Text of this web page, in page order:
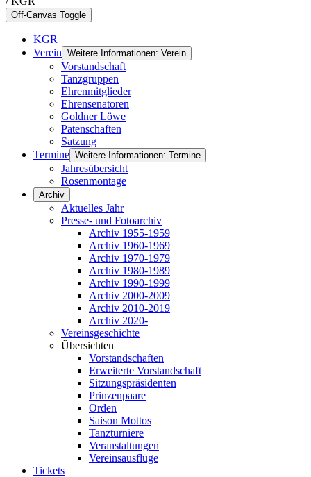
Off-Canvas Toggle
KGR
Verein Weitere Informationen: Verein
Vorstandschaft
Tanzgruppen
Ehrenmitglieder
Ehrensenatoren
Goldner Löwe
Patenschaften
Satzung
Termine Weitere Informationen: Termine
Jahresübersicht
Rosenmontage
Archiv
Aktuelles Jahr
Presse- und Fotoarchiv
Archiv 1955-1959
Archiv 1960-1969
Archiv 1970-1979
Archiv 1980-1989
Archiv 1990-1999
Archiv 2000-2009
Archiv 2010-2019
Archiv 2020-
Vereinsgeschichte
Übersichten
Vorstandschaften
Erweiterte Vorstandschaft
Sitzungspräsidenten
Prinzenpaare
Orden
Saison Mottos
Tanzturniere
Veranstaltungen
Vereinsausflüge
Tickets